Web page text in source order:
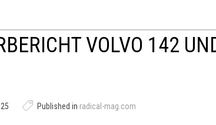
VOLVO 142
Published in radical-mag.com